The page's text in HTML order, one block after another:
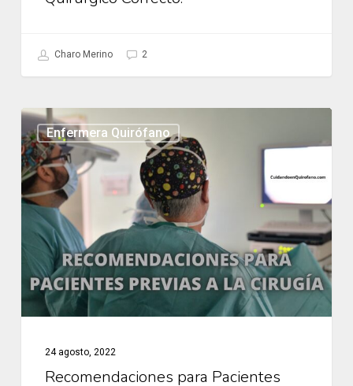
Charo Merino 2
Enfermera Quirófano
Recomendaciones
para
Pacientes
previas
Cirugía.
24 agosto, 2022
Recomendaciones para Pacientes